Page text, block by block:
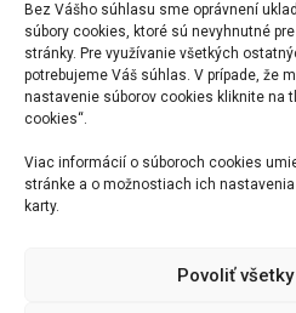
Bez Vášho súhlasu sme oprávnení
súbory cookies, ktoré sú nevyhnutné
stránky. Pre využívanie všetkých
potrebujeme Váš súhlas. V prípade, že
nastavenie súborov cookies kliknite na
cookies“.
Viac informácií o súboroch cookies
stránke a o možnostiach ich
karty.
Povoliť
29. Slovenské geodetické